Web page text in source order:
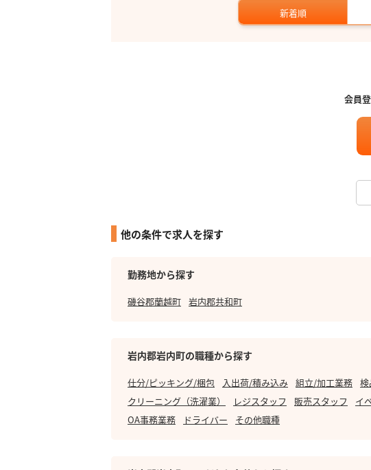
新着順
会員
他の条件で求人を探す
勤務地から探す
磯谷郡蘭越町 岩内郡共和町
岩内郡岩内町の職種から探す
仕分/ピッキング/梱包 入出荷/積み込み 組立/加工業務
クリーニング（洗濯業）
レジスタッフ 販売スタッフ イ
OA事務業務
ドライバー その他職種